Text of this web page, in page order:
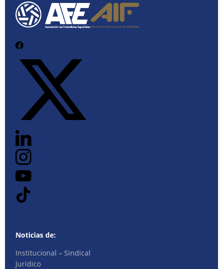
Noticias de:
Institucional – Sindical
Jurídico